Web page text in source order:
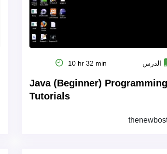
10 hr 32 min
Java (Beginner) Programming
Tutorials